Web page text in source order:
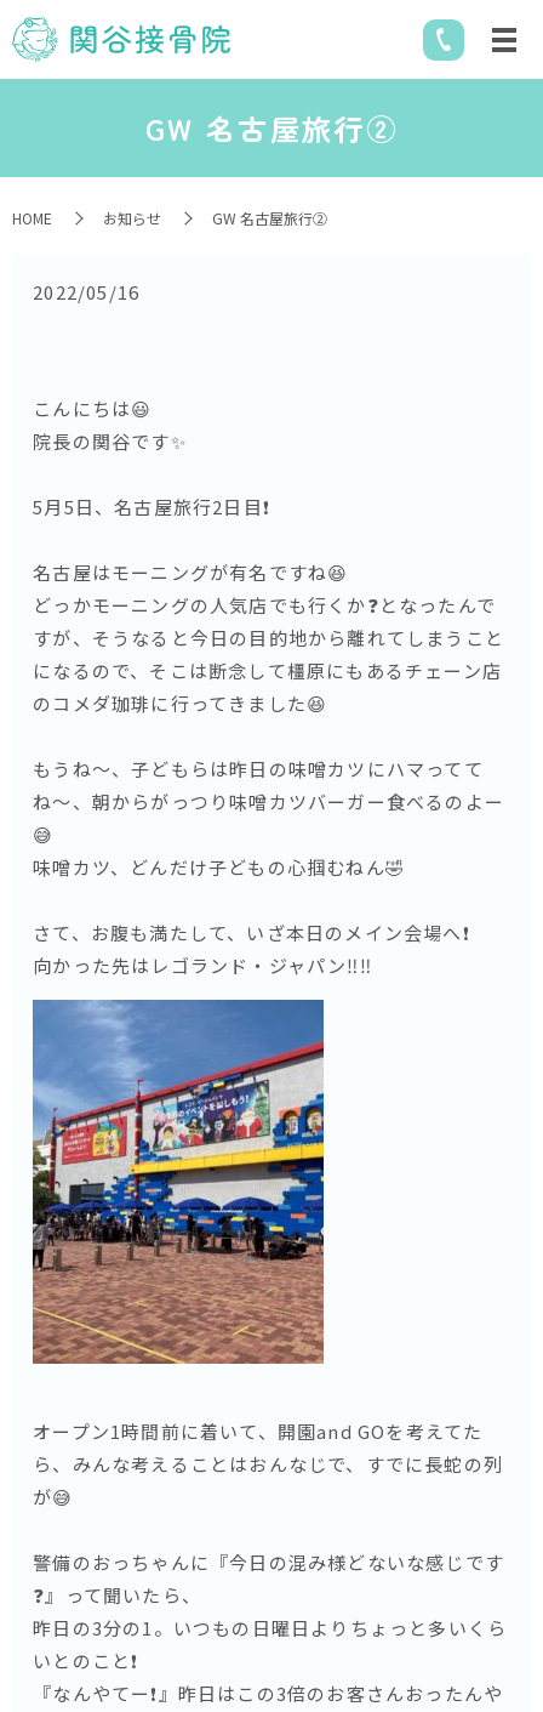
GW 名古屋旅行②
HOME お知らせ GW 名古屋旅行②
2022/05/16
こんにちは😃
院長の関谷です✨
5月5日、名古屋旅行2日目❗️
名古屋はモーニングが有名ですね😆
どっかモーニングの人気店でも行くか❓となったんで
すが、そうなると今日の目的地から離れてしまうこと
になるので、そこは断念して橿原にもあるチェーン店
のコメダ珈琲に行ってきました😆
もうね〜、子どもらは昨日の味噌カツにハマってて
ね〜、朝からがっつり味噌カツバーガー食べるのよー
😅
味噌カツ、どんだけ子どもの心掴むねん🤣
さて、お腹も満たして、いざ本日のメイン会場へ❗️
向かった先はレゴランド・ジャパン‼️‼️
オープン1時間前に着いて、開園and GOを考えてた
ら、みんな考えることはおんなじで、すでに長蛇の列
が😅
警備のおっちゃんに『今日の混み様どないな感じです
❓』って聞いたら、
昨日の3分の1。いつもの日曜日よりちょっと多いくら
いとのこと❗️
『なんやてー❗️』昨日はこの3倍のお客さんおったんや